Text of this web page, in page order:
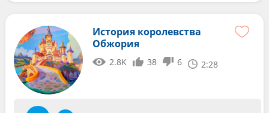
История королевства
Обжория
2.8K 38 6 2:28